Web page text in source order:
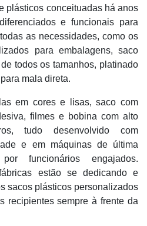
plásticos conceituadas há anos
e funcionais para
as necessidades, como os
para embalagens, saco
todos os tamanhos, platinado
mala direta.
em cores e lisas, saco com
filmes e bobina com alto
tudo desenvolvido com
e em máquinas de última
funcionários engajados.
estão se dedicando e
sacos plásticos personalizados
recipientes sempre à frente da